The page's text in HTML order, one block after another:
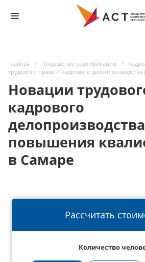
Главная Повышение квалификации
трудового права и кадрового делопроизводства
Новации
кадрового
повышения
в Самаре
Рассчитать
Количество